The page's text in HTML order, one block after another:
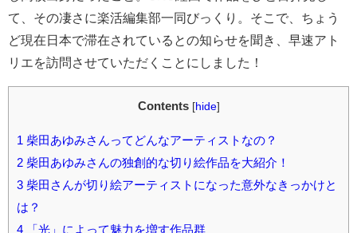
て、その凄さに楽活編集部一同びっくり。そこで、ちょう
ど現在日本で滞在されているとの知らせを聞き、早速アト
リエを訪問させていただくことにしました！
Contents [hide]
1 柴田あゆみさんってどんなアーティストなの？
2 柴田あゆみさんの独創的な切り絵作品を大紹介！
3 柴田さんが切り絵アーティストになった意外なきっかけと
は？
4 「光」によって魅力を増す作品群